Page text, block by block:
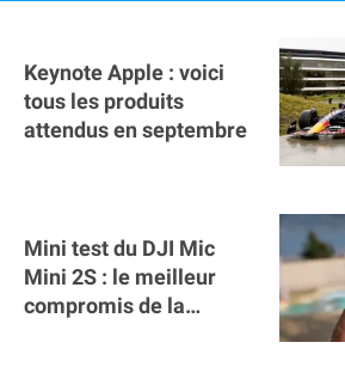
Keynote Apple : voici
tous les produits
attendus en septembre
Mini test du DJI Mic
Mini 2S : le meilleur
compromis de la